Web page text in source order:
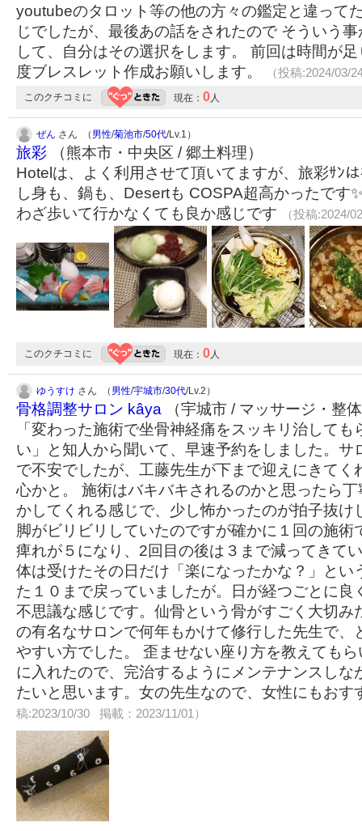
youtubeのタロット等の他の方々の鑑定と違って
じでしたが、最後あの話をされたので そういう
して、自分はその選択をします。 前回は時間が
度ブレスレット作成お願いします。
（投稿:2024/03/
このクチコミに 現在： 0人
ぜん さん （ 男性/菊池市/50代/Lv.1）
旅彩 （熊本市・中央区 / 郷土料理）
Hotelは、よく利用させて頂いてますが、旅彩ｻﾝ
し身も、鍋も、Desertも COSPA超高かったです
わざ歩いて行かなくても良か感じです
（投稿:2024/
このクチコミに 現在： 0人
ゆうすけ さん （ 男性/宇城市/30代/Lv.2）
骨格調整サロン kâya （宇城市 / マッサージ・整
「変わった施術で坐骨神経痛をスッキリ治しても
い」と知人から聞いて、早速予約をしました。サ
で不安でしたが、工藤先生が下まで迎えにきてく
心かと。 施術はバキバキされるのかと思ったら
かしてくれる感じで、少し怖かったのが拍子抜け
脚がビリビリしていたのですが確かに１回の施術
痺れが５になり、2回目の後は３まで減ってきて
体は受けたその日だけ「楽になったかな？」とい
た１０まで戻っていましたが。日が経つごとに良
不思議な感じです。仙骨という骨がすごく大切み
の有名なサロンで何年もかけて修行した先生で、
やすい方でした。 歪ませない座り方を教えても
に入れたので、完治するようにメンテナンスしな
たいと思います。女の先生なので、女性にもおす
稿:2023/10/30 掲載：2023/11/01）